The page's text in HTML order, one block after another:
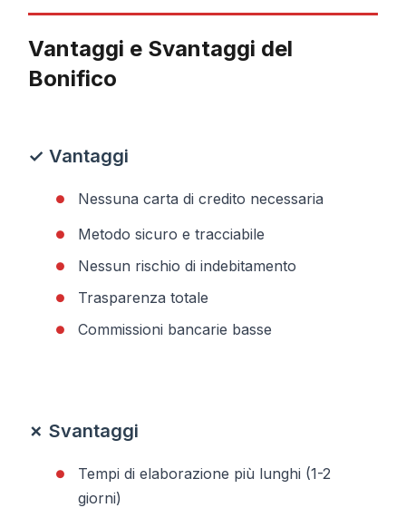
Vantaggi e Svantaggi del
Bonifico
✓ Vantaggi
Nessuna carta di credito necessaria
Metodo sicuro e tracciabile
Nessun rischio di indebitamento
Trasparenza totale
Commissioni bancarie basse
✗ Svantaggi
Tempi di elaborazione più lunghi (1-2
giorni)